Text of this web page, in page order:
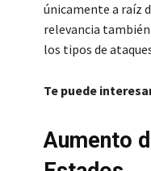
únicamente a raíz
relevancia
los tipos de
Te puede
Aumento